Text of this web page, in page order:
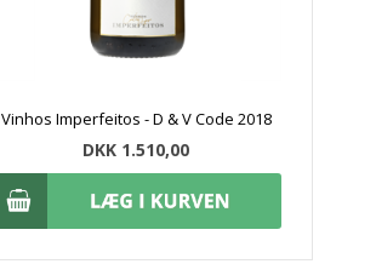
Vinhos Imperfeitos - D & V Code 2018
DKK 1.510,00